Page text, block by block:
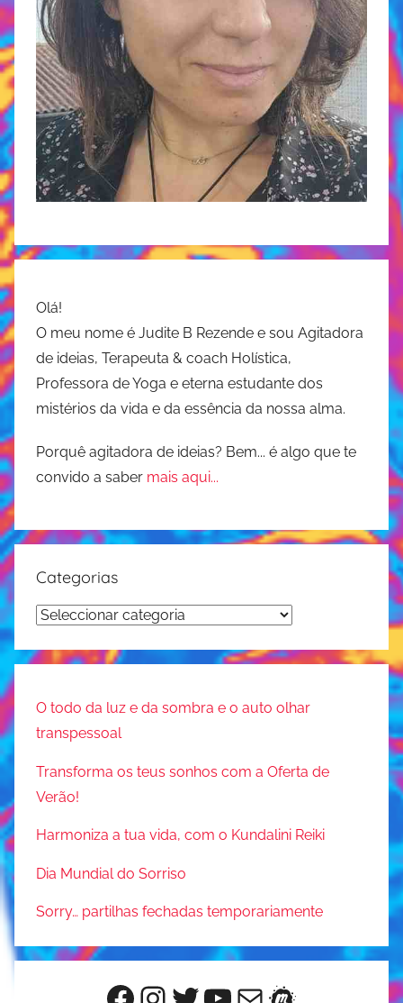
Olá!
O meu nome é Judite B Rezende e sou Agitadora
de ideias, Terapeuta & coach Holística,
Professora de Yoga e eterna estudante dos
mistérios da vida e da essência da nossa alma.
Porquê agitadora de ideias? Bem... é algo que te
convido a saber mais aqui...
Categorias
Categorias
O todo da luz e da sombra e o auto olhar
transpessoal
Transforma os teus sonhos com a Oferta de
Verão!
Harmoniza a tua vida, com o Kundalini Reiki
Dia Mundial do Sorriso
Sorry… partilhas fechadas temporariamente